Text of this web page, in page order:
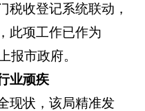
税收登记系统联动，
此项工作已作为
报市政府。
业顽疾
现状，该局精准发